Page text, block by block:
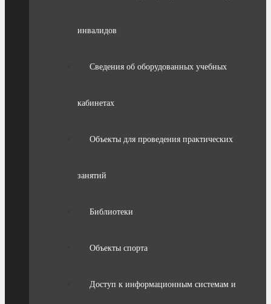
инвалидов
Сведения об оборудованных учебных
кабинетах
Объекты для проведения практических
занятий
Библиотеки
Объекты спорта
Доступ к информационным системам и